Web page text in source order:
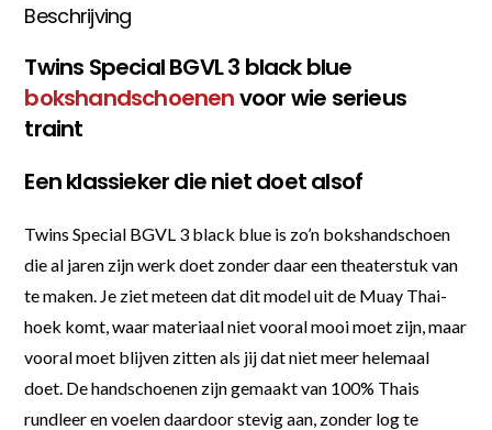
Beschrijving
Twins Special BGVL 3 black blue
bokshandschoenenvoor wie serieus
traint
Een klassieker die niet doet alsof
Twins Special BGVL 3 black blue is zo’n bokshandschoen
die al jaren zijn werk doet zonder daar een theaterstuk van
te maken. Je ziet meteen dat dit model uit de Muay Thai-
hoek komt, waar materiaal niet vooral mooi moet zijn, maar
vooral moet blijven zitten als jij dat niet meer helemaal
doet. De handschoenen zijn gemaakt van 100% Thais
rundleer en voelen daardoor stevig aan, zonder log te